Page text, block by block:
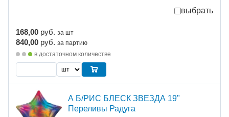
выбрать
168,00 руб. за шт
840,00 руб. за партию
в достаточном количестве
А Б/РИС БЛЕСК ЗВЕЗДА 19"
Переливы Радуга